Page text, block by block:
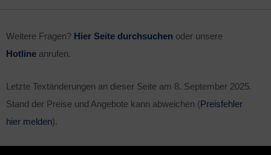
Weitere Fragen? Hier Seite durchsuchen oder unsere
Hotline anrufen.
Letzte Textänderungen an dieser Seite am 8. September 2025.
Stand der Preise und Angebote kann abweichen (Preisfehler
hier melden).